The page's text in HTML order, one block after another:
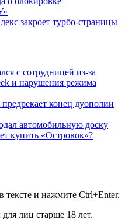
закроет турбо-страницы
с сотрудницей из-за
и нарушения режима
конец дуополии
автомобильную доску
купить «Островок»?
тексте и нажмите Ctrl+Enter.
лиц старше 18 лет.